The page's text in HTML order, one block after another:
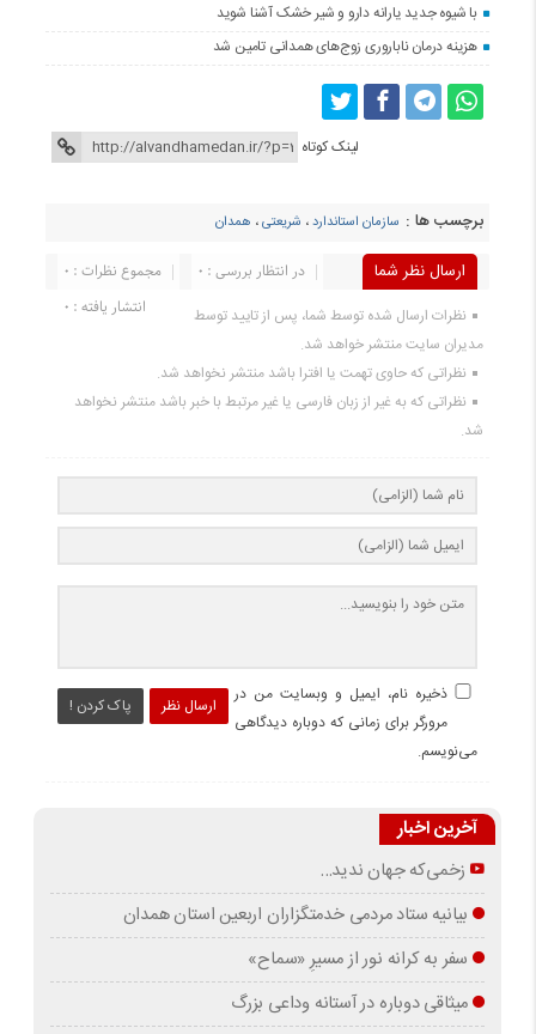
با شیوه جدید یارانه دارو و شیر خشک آشنا شوید
هزینه درمان ناباروری زوج‌های همدانی تامین شد
لینک کوتاه
برچسب ها : سازمان استاندارد، شریعتی، همدان
ارسال نظر شما مجموع نظرات : 0
در انتظار بررسی : 0
انتشار یافته : 0
نظرات ارسال شده توسط شما، پس از تایید توسط
مدیران سایت منتشر خواهد شد.
نظراتی که حاوی تهمت یا افترا باشد منتشر نخواهد شد.
نظراتی که به غیر از زبان فارسی یا غیر مرتبط با خبر باشد منتشر نخواهد
شد.
ارسال نظر پاک کردن !
ذخیره نام، ایمیل و وبسایت من در
مرورگر برای زمانی که دوباره دیدگاهی
می‌نویسم.
آخرین اخبار
زخمی‌که جهان ندید…
بیانیه ستاد مردمی خدمتگزاران اربعین استان همدان
سفر به کرانه‌ نور از مسیرِ «سماح»
میثاقی دوباره در آستانه‌ وداعی بزرگ